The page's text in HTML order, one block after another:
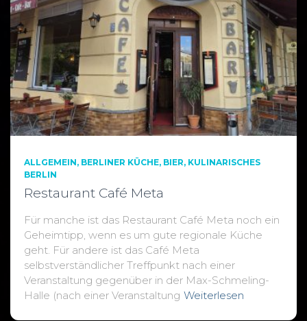
ALLGEMEIN BERLINER KÜCHE BIER KULINARISCHES
BERLIN
Restaurant Café Meta
Für manche ist das Restaurant Café Meta noch ein
Geheimtipp, wenn es um gute regionale Küche
geht. Für andere ist das Café Meta
selbstverständlicher Treffpunkt nach einer
Veranstaltung gegenüber in der Max-Schmeling-
Halle (nach einer Veranstaltung Weiterlesen